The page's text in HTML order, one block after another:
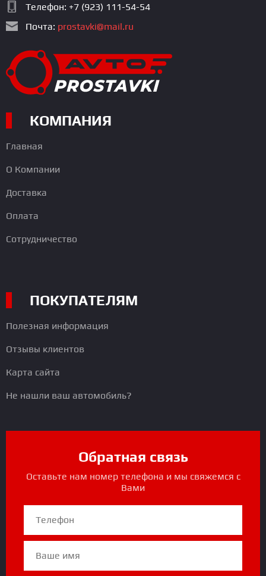
Телефон: +7 (923) 111-54-54
Почта: prostavki@mail.ru
КОМПАНИЯ
Главная
О Компании
Доставка
Оплата
Сотрудничество
ПОКУПАТЕЛЯМ
Полезная информация
Отзывы клиентов
Карта сайта
Не нашли ваш автомобиль?
Обратная связь
Оставьте нам номер телефона и мы свяжемся с
Вами